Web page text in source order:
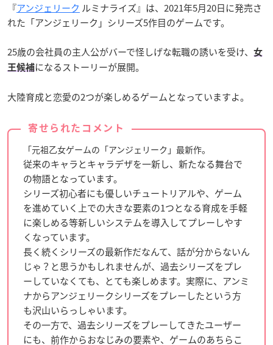
『アンジェリーク ルミナライズ』は、2021年5月20日に発売さ
れた「アンジェリーク」シリーズ5作目のゲームです。
25歳の会社員の主人公がバーで怪しげな転職の誘いを受け、
女
王候補になるストーリーが展開。
大陸育成と恋愛の2つが楽しめるゲームとなっていますよ。
寄せられたコメント
「元祖乙女ゲームの「アンジェリーク」最新作。
従来のキャラとキャラデザを一新し、新たなる舞台で
の物語となっています。
シリーズ初心者にも優しいチュートリアルや、ゲーム
を進めていく上での大きな要素の1つとなる育成を手軽
に楽しめる等新しいシステムを導入してプレーしやす
くなっています。
長く続くシリーズの最新作だなんて、話が分からないん
じゃ？と思うかもしれませんが、過去シリーズをプレ
ーしていなくても、とても楽しめます。実際に、アンミ
ナからアンジェリークシリーズをプレーしたという方
も沢山いらっしゃいます。
その一方で、過去シリーズをプレーしてきたユーザー
にも、前作からおなじみの要素や、ゲームのあちらこ